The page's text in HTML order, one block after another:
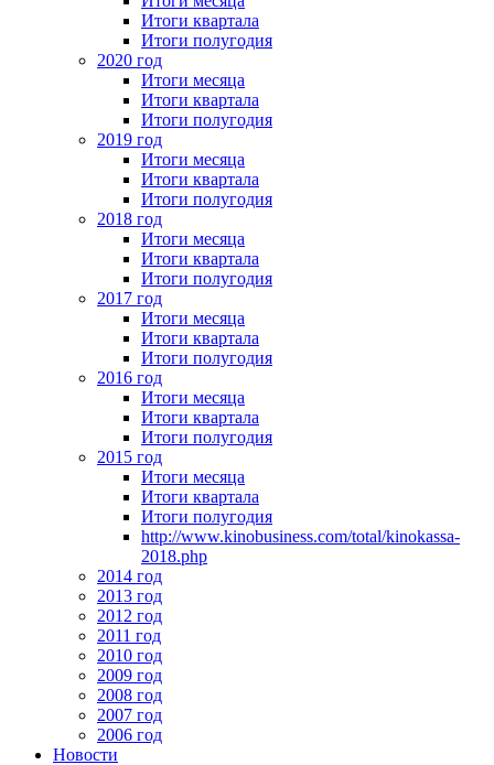
Итоги квартала
Итоги полугодия
2020 год
Итоги месяца
Итоги квартала
Итоги полугодия
2019 год
Итоги месяца
Итоги квартала
Итоги полугодия
2018 год
Итоги месяца
Итоги квартала
Итоги полугодия
2017 год
Итоги месяца
Итоги квартала
Итоги полугодия
2016 год
Итоги месяца
Итоги квартала
Итоги полугодия
2015 год
Итоги месяца
Итоги квартала
Итоги полугодия
http://www.kinobusiness.com/total/kinokassa-
2018.php
2014 год
2013 год
2012 год
2011 год
2010 год
2009 год
2008 год
2007 год
2006 год
Новости